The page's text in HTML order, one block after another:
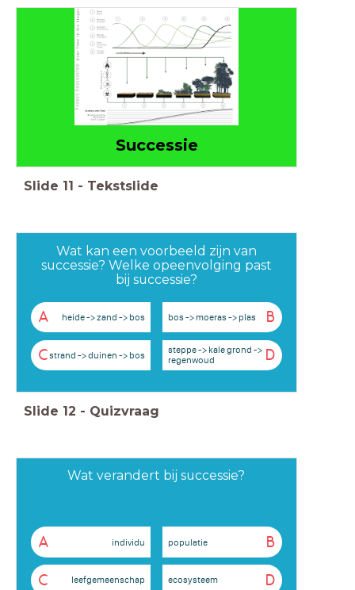
Successie
Slide 11 - Tekstslide
Wat kan een voorbeeld zijn van
successie? Welke opeenvolging past
bij successie?
A heide -> zand -> bos B
bos -> moeras -> plas
Cstrand -> duinen -> bos D
steppe -> kale grond ->
regenwoud
Slide 12 - Quizvraag
Wat verandert bij successie?
A individu B
populatie
C leefgemeenschap D
ecosysteem